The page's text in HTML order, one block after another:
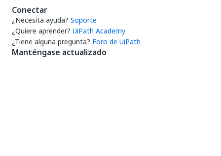
Conectar
¿Necesita ayuda? Soporte
¿Quiere aprender? UiPath Academy
¿Tiene alguna pregunta? Foro de UiPath
Manténgase actualizado